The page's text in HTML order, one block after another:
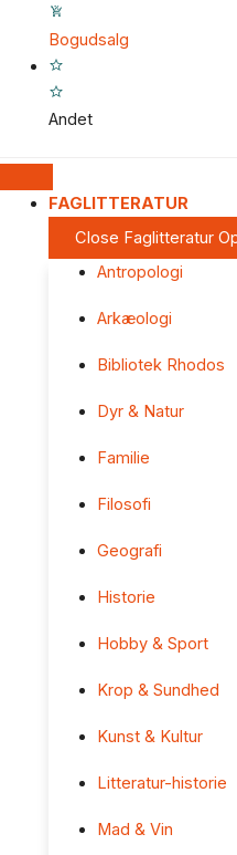
Bogudsalg
Andet
FAGLITTERATUR
Close Faglitteratur
Antropologi
Arkæologi
Bibliotek Rhodos
Dyr & Natur
Familie
Filosofi
Geografi
Historie
Hobby & Sport
Krop & Sundhed
Kunst & Kultur
Litteratur-historie
Mad & Vin